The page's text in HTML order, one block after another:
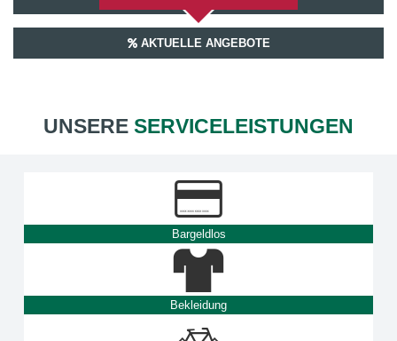
AKTUELLE ANGEBOTE
UNSERE SERVICELEISTUNGEN
Bargeldlos
Bekleidung